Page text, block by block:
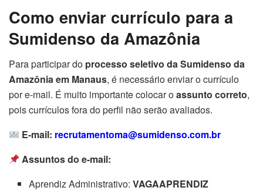
Como enviar currículo para a
Sumidenso da Amazônia
Para participar do processo seletivo da Sumidenso da
Amazônia em Manaus, é necessário enviar o currículo
por e-mail. É muito importante colocar oassunto correto,
pois currículos fora do perfil não serão avaliados.
E-mail: recrutamentoma@sumidenso.com.br
Assuntos do e-mail:
Aprendiz Administrativo:VAGAAPRENDIZ